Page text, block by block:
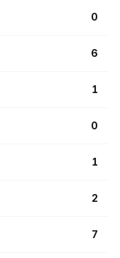
0
6
1
0
1
2
7